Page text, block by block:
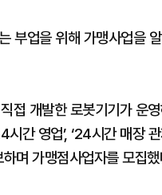
부업을 위해 가맹사업을
접 개발한 로봇기기가 운
간 영업’, ‘24시간 매장 관
하며 가맹점사업자를 모집